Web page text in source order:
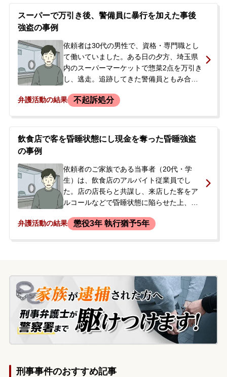
提出したため、強盗の容疑で逮捕されてし
まいました。逮捕の連絡を受けた依頼者の
できない状況を心配し、当事務所に相談。
初回接見の依頼に至りました。
スーパーで万引き後、警備員に暴行を加えた事後
強盗の事例
依頼者は30代の男性で、資格・専門職とし
て働いていました。ある日の夕方、埼玉県
内のスーパーマーケットで惣菜2点を万引き
し、逃走。追跡してきた警備員ともみ合い
として、事後強盗の容疑で現行犯逮捕され
りました。弁護士が接見したところ、当
初、依頼者は不合理な説明をして容疑を否
し説得した結果、最終的に犯行を認めるに
至りました。
弁護活動の結果 不起訴処分
飲食店で客を昏睡状態にし現金を奪った昏睡強盗
の事例
依頼者のご家族である当事者（20代・学
生）は、飲食店のアルバイト従業員でし
た。店の店長らと共謀し、来店した客をア
ルコールなどで昏睡状態に陥らせた上、
金させて盗んだとして、昏睡強盗の罪で逮
決を強く望んでおられたため、弁護士を変
更して弊所にご依頼されました。
弁護活動の結果 懲役3年 執行猶予5年
刑事事件のおすすめ記事